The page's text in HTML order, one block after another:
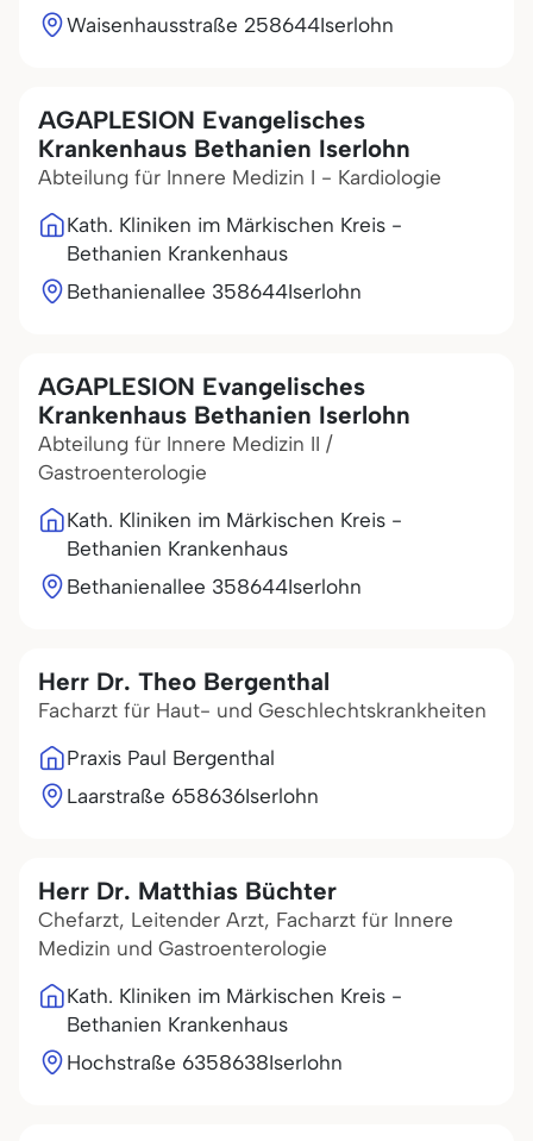
Waisenhausstraße 258644Iserlohn
AGAPLESION Evangelisches
Krankenhaus Bethanien Iserlohn
Abteilung für Innere Medizin I - Kardiologie
Kath. Kliniken im Märkischen Kreis -
Bethanien Krankenhaus
Bethanienallee 358644Iserlohn
AGAPLESION Evangelisches
Krankenhaus Bethanien Iserlohn
Abteilung für Innere Medizin II /
Gastroenterologie
Kath. Kliniken im Märkischen Kreis -
Bethanien Krankenhaus
Bethanienallee 358644Iserlohn
Herr Dr. Theo Bergenthal
Facharzt für Haut- und Geschlechtskrankheiten
Praxis Paul Bergenthal
Laarstraße 658636Iserlohn
Herr Dr. Matthias Büchter
Chefarzt, Leitender Arzt, Facharzt für Innere
Medizin und Gastroenterologie
Kath. Kliniken im Märkischen Kreis -
Bethanien Krankenhaus
Hochstraße 6358638Iserlohn